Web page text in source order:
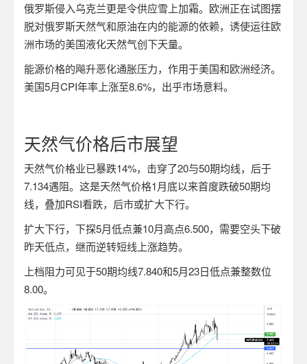
俄罗斯侵入乌克兰更是令供应雪上加霜。欧洲正在试图摆
脱对俄罗斯天然气和原油在内的能源的依赖，诱使运往欧
洲市场的美国液化天然气创下天量。
能源价格的飚升恶化通胀压力，作用于美国和欧洲经济。
美国5月CPI年率上涨至8.6%，出乎市场意料。
天然气价格后市展望
天然气价格业已暴跌14%，击穿了20与50期均线，后于
7.134遇阻。这是天然气价格1月底以来首度跌破50期均
线，叠加RSI看跌，后市或扩大下行。
扩大下行，下探5月低点兼10月高点6.500，需要空头下破
昨天低点，继而逆转短线上涨趋势。
上档阻力可见于50期均线7.840和5月23日低点兼整数位
8.00。